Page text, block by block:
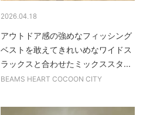
2026.04.18
アウトドア感の強めなフィッシング
ベストを敢えてきれいめなワイドス
ラックスと合わせたミックススタ...
BEAMS HEART COCOON CITY